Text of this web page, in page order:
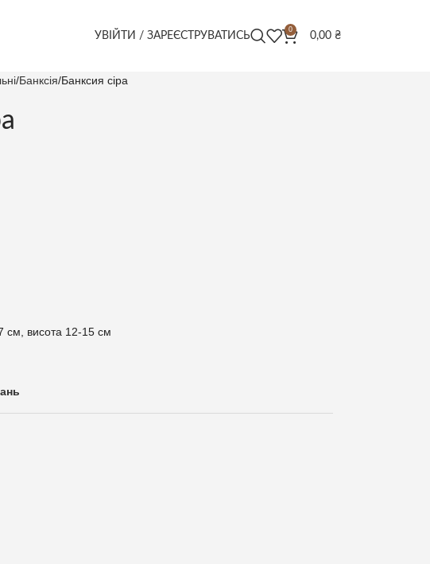
УВІЙТИ / ЗАРЕЄСТРУВАТИСЬ
0
0,00 ₴
Банксія Банксия сіра
см, висота 12-15 см